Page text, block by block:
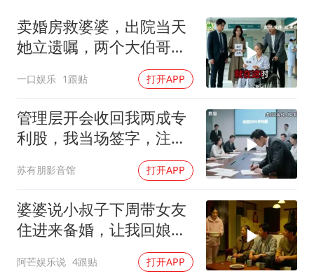
日本试射“战斧”导弹，国防部回应
百花奖开幕式
胡彦斌韩磊 谁帮谁
夯实基础开新局
卖婚房救婆婆，出院当天
她立遗嘱，两个大伯哥傻
一口娱乐 1跟贴 打开APP
管理层开会收回我两成专
利股，我当场签字，注销
核心技术授权，全员慌了
苏有朋影音馆 打开APP
婆婆说小叔子下周带女友
住进来备婚，让我回娘家
阿芒娱乐说 4跟贴 打开APP